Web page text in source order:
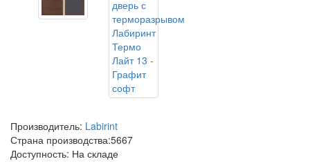
Производитель: Labirint
Страна производства:5667
Доступность: На складе